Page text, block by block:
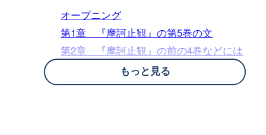
オープニング
第1章 『摩訶止観』の第5巻の文
第2章 『摩訶止観』の前の4巻などには
一念三千は明かされていない
第3章 一念三千は前代未聞の優れた教え
もっと見る